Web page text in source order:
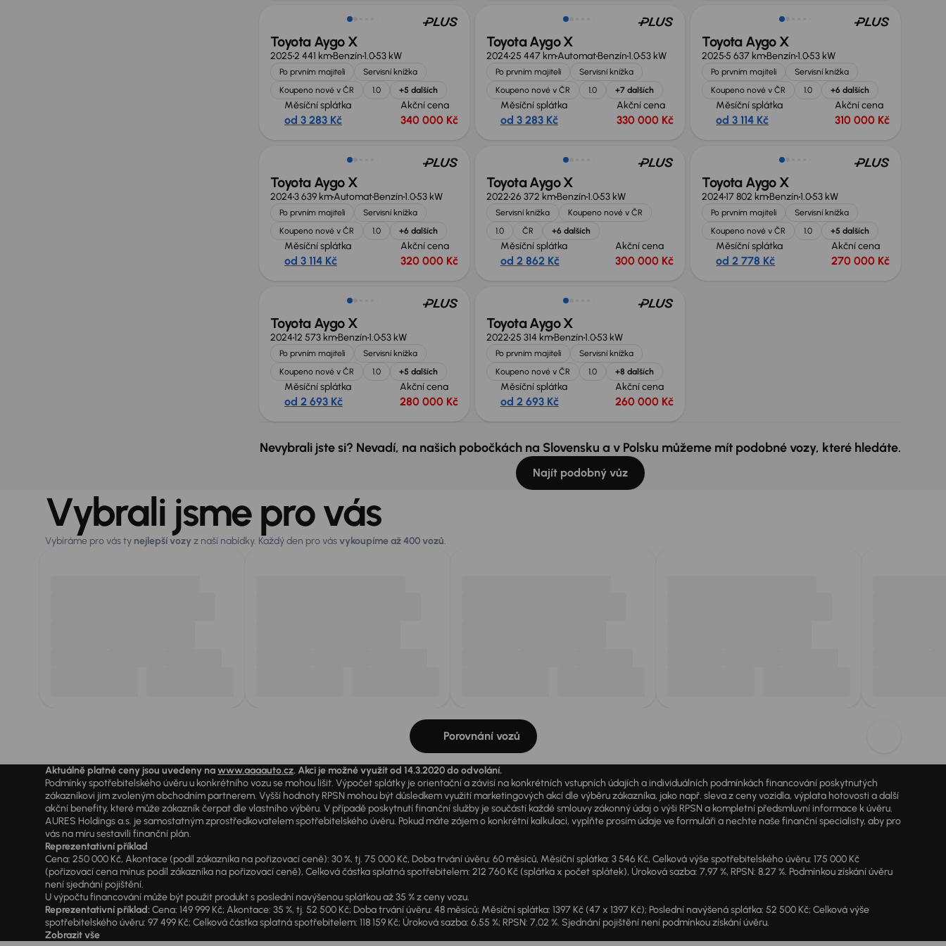
Toyota Aygo X
20252 441 kmBenzín1.053 kW
Po prvním majiteli
Servisní knížka
Koupeno nové v ČR
1.0 +5 dalších
Měsíční splátka
od 3 283 Kč
Akční cena
340 000 Kč
Toyota Aygo X
202425 447 kmAutomatBenzín1.053 kW
Po prvním majiteli
Servisní knížka
Koupeno nové v ČR
1.0 +7 dalších
Měsíční splátka
od 3 283 Kč
Akční cena
330 000 Kč
Toyota Aygo X
20255 637 kmBenzín1.053 kW
Po prvním majiteli
Servisní knížka
Koupeno nové v ČR
1.0 +6 dalších
Měsíční splátka
od 3 114 Kč
Akční cena
310 000 Kč
Toyota Aygo X
20243 639 kmAutomatBenzín1.053 kW
Po prvním majiteli
Servisní knížka
Koupeno nové v ČR
1.0 +6 dalších
Měsíční splátka
od 3 114 Kč
Akční cena
320 000 Kč
Toyota Aygo X
202226 372 kmBenzín1.053 kW
Servisní knížka
Koupeno nové v ČR
1.0
ČR +6 dalších
Měsíční splátka
od 2 862 Kč
Akční cena
300 000 Kč
Možnost odpočtu DPH
Toyota Aygo X
202417 802 kmBenzín1.053 kW
Po prvním majiteli
Servisní knížka
Koupeno nové v ČR
1.0 +5 dalších
Měsíční splátka
od 2 778 Kč
Akční cena
270 000 Kč
Možnost odpočtu DPH
Toyota Aygo X
202412 573 kmBenzín1.053 kW
Po prvním majiteli
Servisní knížka
Koupeno nové v ČR
1.0 +5 dalších
Měsíční splátka
od 2 693 Kč
Akční cena
280 000 Kč
Toyota Aygo X
202225 314 kmBenzín1.053 kW
Po prvním majiteli
Servisní knížka
Koupeno nové v ČR
1.0 +8 dalších
Měsíční splátka
od 2 693 Kč
Akční cena
260 000 Kč
Nevybrali jste si? Nevadí, na našich pobočkách na Slovensku a v Polsku můžeme mít podobné vozy, které hledáte.
Najít podobný vůz
Vybrali jsme pro vás
Vybíráme pro vás ty nejlepší vozy z naší nabídky. Každý den pro vásvykoupíme až 400 vozů.
Porovnání vozů
Aktuálně platné ceny jsou uvedeny nawww.aaaauto.cz. Akci je možné využít od 14.3.2020 do odvolání.
Podmínky spotřebitelského úvěru u konkrétního vozu se mohou lišit. Výpočet splátky je orientační a závisí na konkrétních vstupních údajích a individuálních podmínkách financování poskytnutých
zákazníkovi jim zvoleným obchodním partnerem. Vyšší hodnoty RPSN mohou být důsledkem využití marketingových akcí dle výběru zákazníka, jako např. sleva z ceny vozidla, výplata hotovosti a další
akční benefity, které může zákazník čerpat dle vlastního výběru. V případě poskytnutí finanční služby je součástí každé smlouvy zákonný údaj o výši RPSN a kompletní předsmluvní informace k úvěru.
AURES Holdings a.s. je samostatným zprostředkovatelem spotřebitelského úvěru. Pokud máte zájem o konkrétní kalkulaci, vyplňte prosím údaje ve formuláři a nechte naše finanční specialisty, aby pro
vás na míru sestavili finanční plán.
Reprezentativní příklad
Cena: 250 000 Kč, Akontace (podíl zákazníka na pořizovací ceně): 30 %, tj. 75 000 Kč, Doba trvání úvěru: 60 měsíců, Měsíční splátka: 3 546 Kč, Celková výše spotřebitelského úvěru: 175 000 Kč
(pořizovací cena mínus podíl zákazníka na pořizovací ceně), Celková částka splatná spotřebitelem: 212 760 Kč (splátka x počet splátek), Úroková sazba: 7,97 %, RPSN: 8,27 %. Podmínkou získání úvěru
není sjednání pojištění.
U výpočtu financování může být použit produkt s poslední navýšenou splátkou až 35 % z ceny vozu.
Reprezentativní příklad:Cena: 149 999 Kč; Akontace: 35 %, tj. 52 500 Kč; Doba trvání úvěru: 48 měsíců; Měsíční splátka: 1397 Kč (47 x 1397 Kč); Poslední navýšená splátka: 52 500 Kč; Celková výše
spotřebitelského úvěru: 97 499 Kč; Celková částka splatná spotřebitelem: 118 159 Kč; Úroková sazba: 6,55 %; RPSN: 7,02 %. Sjednání pojištění není podmínkou získání úvěru.
Zobrazit vše